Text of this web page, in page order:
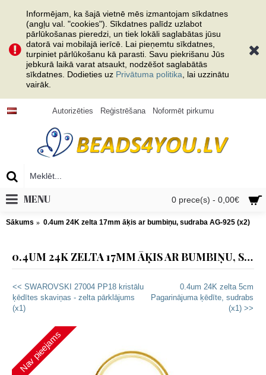
Informējam, ka šajā vietnē mēs izmantojam sīkdatnes
(angļu val. "cookies"). Sīkdatnes palīdz uzlabot
pārlūkošanas pieredzi, un tiek lokāli saglabātas jūsu
datorā vai mobilajā ierīcē. Lai pieņemtu sīkdatnes,
turpiniet pārlūkošanu kā parasti. Savu piekrišanu Jūs
jebkurā laikā varat atsaukt, nodzēšot saglabātās
sīkdatnes. Dodieties uz Privātuma politika , lai uzzinātu
vairāk.
Autorizēties Reģistrēšana Noformēt pirkumu
0 prece(s) - 0,00€
MENU
Sākums 0.4um 24K zelta 17mm āķis ar bumbiņu, sudraba AG-925 (x2)
0.4UM 24K ZELTA 17MM ĀĶIS AR BUMBIŅU, SUDRABA AG-925 (X2)
<< SWAROVSKI 27004 PP18 kristālu
ķēdītes skaviņas - zelta pārklājums
(x1)
0.4um 24K zelta 5cm
Pagarinājuma ķēdīte, sudrabs
(x1) >>
Nav pieejams